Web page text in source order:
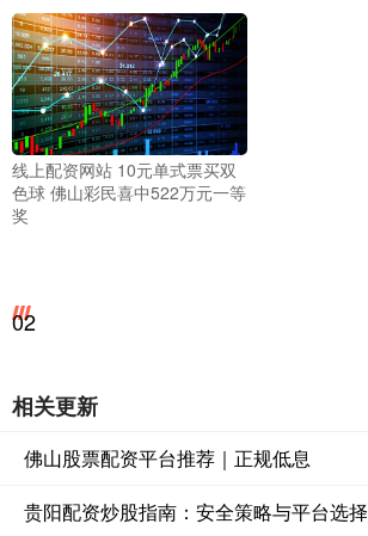
线上配资网站 10元单式票买双
色球 佛山彩民喜中522万元一等
奖
02
相关更新
佛山股票配资平台推荐｜正规低息
贵阳配资炒股指南：安全策略与平台选择